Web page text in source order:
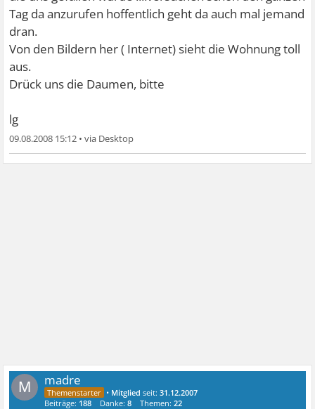
Tag da anzurufen hoffentlich geht da auch mal jemand
dran.
Von den Bildern her ( Internet) sieht die Wohnung toll
aus.
Drück uns die Daumen, bitte
lg
09.08.2008 15:12 •
M madre
• Mitglied seit:31.12.2007
Beiträge: 188 Danke:8 Themen:22